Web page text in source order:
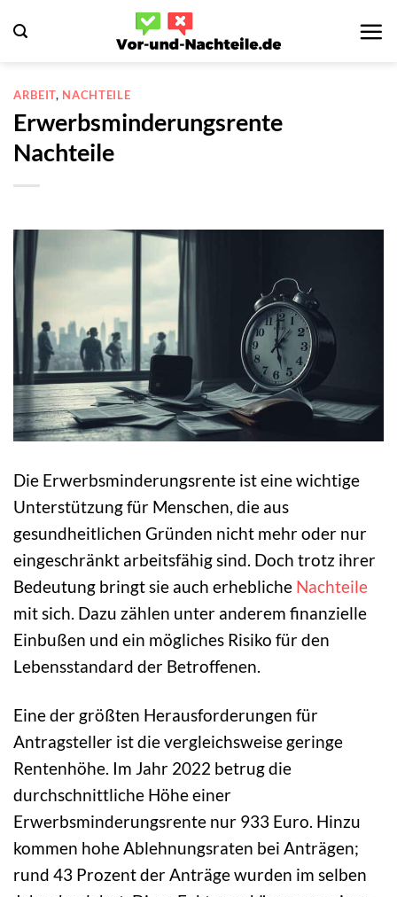
Inhalt
ARBEIT, NACHTEILE
Erwerbsminderungsrente
Nachteile
Die Erwerbsminderungsrente ist eine wichtige
Unterstützung für Menschen, die aus
gesundheitlichen Gründen nicht mehr oder nur
eingeschränkt arbeitsfähig sind. Doch trotz ihrer
Bedeutung bringt sie auch erhebliche Nachteile
mit sich. Dazu zählen unter anderem finanzielle
Einbußen und ein mögliches Risiko für den
Lebensstandard der Betroffenen.
Eine der größten Herausforderungen für
Antragsteller ist die vergleichsweise geringe
Rentenhöhe. Im Jahr 2022 betrug die
durchschnittliche Höhe einer
Erwerbsminderungsrente nur 933 Euro. Hinzu
kommen hohe Ablehnungsraten bei Anträgen;
rund 43 Prozent der Anträge wurden im selben